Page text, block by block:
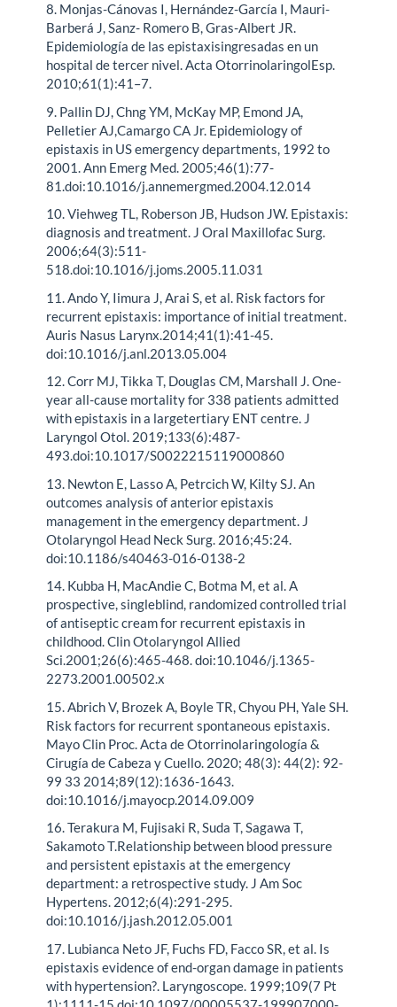
8. Monjas-Cánovas I, Hernández-García I, Mauri-
Barberá J, Sanz- Romero B, Gras-Albert JR.
Epidemiología de las epistaxisingresadas en un
hospital de tercer nivel. Acta OtorrinolaringolEsp.
2010;61(1):41–7.
9. Pallin DJ, Chng YM, McKay MP, Emond JA,
Pelletier AJ,Camargo CA Jr. Epidemiology of
epistaxis in US emergency departments, 1992 to
2001. Ann Emerg Med. 2005;46(1):77-
81.doi:10.1016/j.annemergmed.2004.12.014
10. Viehweg TL, Roberson JB, Hudson JW. Epistaxis:
diagnosis and treatment. J Oral Maxillofac Surg.
2006;64(3):511-
518.doi:10.1016/j.joms.2005.11.031
11. Ando Y, Iimura J, Arai S, et al. Risk factors for
recurrent epistaxis: importance of initial treatment.
Auris Nasus Larynx.2014;41(1):41-45.
doi:10.1016/j.anl.2013.05.004
12. Corr MJ, Tikka T, Douglas CM, Marshall J. One-
year all-cause mortality for 338 patients admitted
with epistaxis in a largetertiary ENT centre. J
Laryngol Otol. 2019;133(6):487-
493.doi:10.1017/S0022215119000860
13. Newton E, Lasso A, Petrcich W, Kilty SJ. An
outcomes analysis of anterior epistaxis
management in the emergency department. J
Otolaryngol Head Neck Surg. 2016;45:24.
doi:10.1186/s40463-016-0138-2
14. Kubba H, MacAndie C, Botma M, et al. A
prospective, singleblind, randomized controlled trial
of antiseptic cream for recurrent epistaxis in
childhood. Clin Otolaryngol Allied
Sci.2001;26(6):465-468. doi:10.1046/j.1365-
2273.2001.00502.x
15. Abrich V, Brozek A, Boyle TR, Chyou PH, Yale SH.
Risk factors for recurrent spontaneous epistaxis.
Mayo Clin Proc. Acta de Otorrinolaringología &
Cirugía de Cabeza y Cuello. 2020; 48(3): 44(2): 92-
99 33 2014;89(12):1636-1643.
doi:10.1016/j.mayocp.2014.09.009
16. Terakura M, Fujisaki R, Suda T, Sagawa T,
Sakamoto T.Relationship between blood pressure
and persistent epistaxis at the emergency
department: a retrospective study. J Am Soc
Hypertens. 2012;6(4):291-295.
doi:10.1016/j.jash.2012.05.001
17. Lubianca Neto JF, Fuchs FD, Facco SR, et al. Is
epistaxis evidence of end-organ damage in patients
with hypertension?. Laryngoscope. 1999;109(7 Pt